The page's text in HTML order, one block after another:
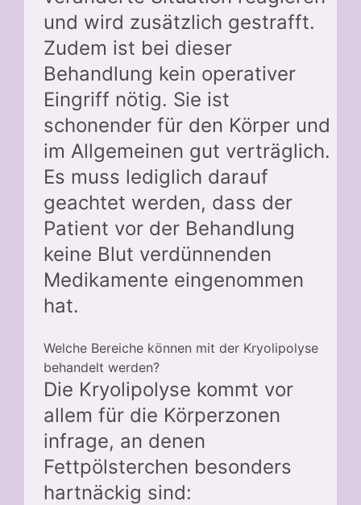
und wird zusätzlich gestrafft.
Zudem ist bei dieser
Behandlung kein operativer
Eingriff nötig. Sie ist
schonender für den Körper und
im Allgemeinen gut verträglich.
Es muss lediglich darauf
geachtet werden, dass der
Patient vor der Behandlung
keine Blut verdünnenden
Medikamente eingenommen
hat.
Welche Bereiche können mit der Kryolipolyse
behandelt werden?
Die Kryolipolyse kommt vor
allem für die Körperzonen
infrage, an denen
Fettpölsterchen besonders
hartnäckig sind: